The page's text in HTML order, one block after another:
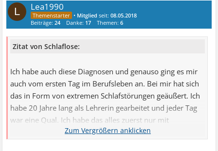
L Lea1990
• Mitglied seit:08.05.2018
Beiträge:24 Danke: 17 Themen:6
Zitat von Schlaflose:
Ich habe auch diese Diagnosen und genauso ging es mir
auch vom ersten Tag im Berufsleben an. Bei mir hat sich
das in Form von extremen Schlafstörungen geäußert. Ich
habe 20 Jahre lang als Lehrerin gearbeitet und jeder Tag
war eine Qual. Ich habe das alles zuerst nur mit
Schlaftabletten und später mit schlafanstoßenden